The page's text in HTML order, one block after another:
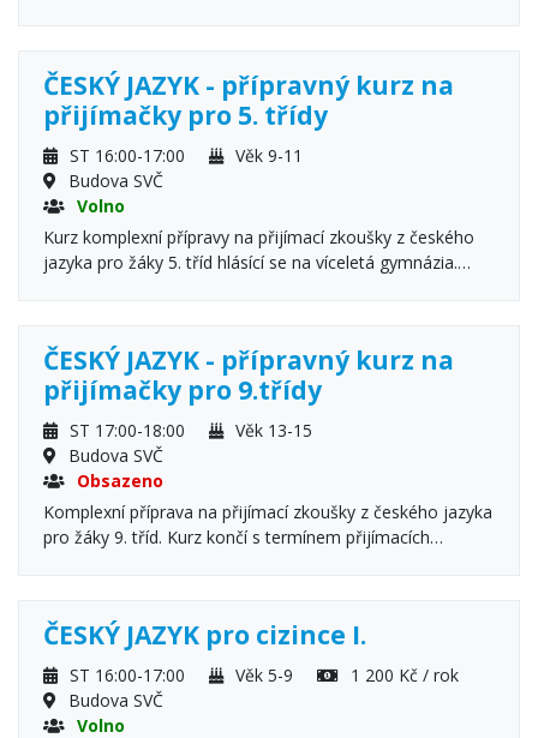
ČESKÝ JAZYK - přípravný kurz na
přijímačky pro 5. třídy
ST 16:00-17:00
Věk 9-11
Budova SVČ
Volno
Kurz komplexní přípravy na přijímací zkoušky z českého
jazyka pro žáky 5. tříd hlásící se na víceletá gymnázia.
ČESKÝ JAZYK - přípravný kurz na
přijímačky pro 9.třídy
ST 17:00-18:00
Věk 13-15
Budova SVČ
Obsazeno
Komplexní příprava na přijímací zkoušky z českého jazyka
pro žáky 9. tříd. Kurz končí s termínem přijímacích
ČESKÝ JAZYK pro cizince I.
ST 16:00-17:00 Věk 5-9
1 200 Kč / rok
Budova SVČ
Volno